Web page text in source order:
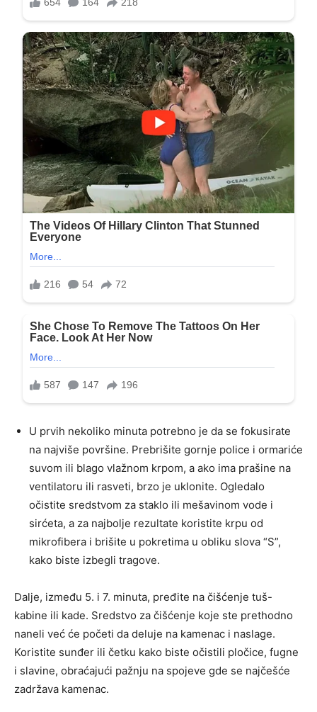
U prvih nekoliko minuta potrebno je da se fokusirate
na najviše površine. Prebrišite gornje police i ormariće
suvom ili blago vlažnom krpom, a ako ima prašine na
ventilatoru ili rasveti, brzo je uklonite. Ogledalo
očistite sredstvom za staklo ili mešavinom vode i
sirćeta, a za najbolje rezultate koristite krpu od
mikrofibera i brišite u pokretima u obliku slova “S”,
kako biste izbegli tragove.
Dalje, između 5. i 7. minuta, pređite na čišćenje tuš-
kabine ili kade. Sredstvo za čišćenje koje ste prethodno
naneli već će početi da deluje na kamenac i naslage.
Koristite sunđer ili četku kako biste očistili pločice, fugne
i slavine, obraćajući pažnju na spojeve gde se najčešće
zadržava kamenac.